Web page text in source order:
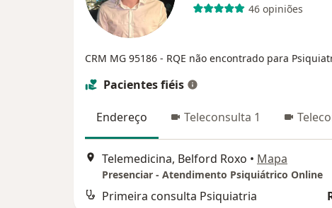
46 opiniões
CRM MG 95186 - RQE não encontrado para
Pacientes fiéis
Endereço Teleconsulta 1
Telemedicina, Belford Roxo • Mapa
Presenciar - Atendimento Psiquiátrico Online
Primeira consulta Psiquiatria